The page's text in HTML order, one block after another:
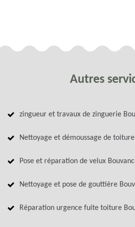
Autres
zingueur et travaux de zinguerie
Nettoyage et démoussage de
Pose et réparation de velux
Nettoyage et pose de gouttière
Réparation urgence fuite toiture